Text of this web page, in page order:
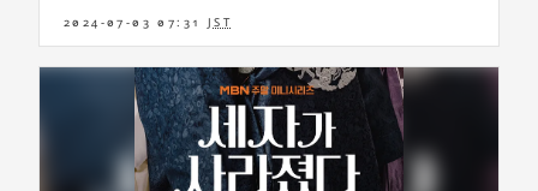
2024-07-03 07:31 JST